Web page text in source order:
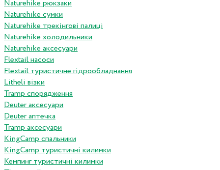
Naturehike рюкзаки
Naturehike сумки
Naturehike трекінгові палиці
Naturehike холодильники
Naturehike аксесуари
Flextail насоси
Flextail туристичне гідрообладнання
Litheli візки
Tramp спорядження
Deuter аксесуари
Deuter аптечка
Tramp аксесуари
KingCamp спальники
KingCamp туристичні килимки
Кемпинг туристичні килимки